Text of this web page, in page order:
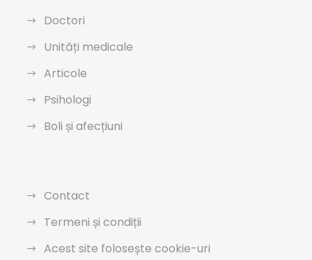
Doctori
Unități medicale
Articole
Psihologi
Boli și afecțiuni
Contact
Termeni și condiții
Acest site folosește cookie-uri